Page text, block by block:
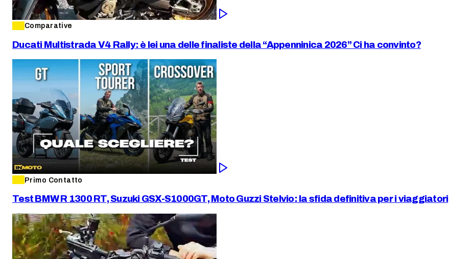
Comparative
Ducati Multistrada V4 Rally: è lei una delle finaliste della “Appenninica 2026” Ci ha convinto?
Primo Contatto
Test BMW R 1300 RT, Suzuki GSX-S1000GT, Moto Guzzi Stelvio: la sfida definitiva per i viaggiatori